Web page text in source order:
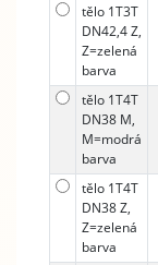
tělo 1T3T
DN42,4 Z,
Z=zelená
barva
tělo 1T4T
DN38 M,
M=modrá
barva
tělo 1T4T
DN38 Z,
Z=zelená
barva